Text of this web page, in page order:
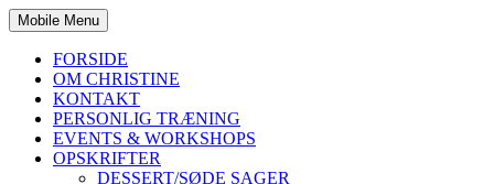
Mobile Menu
FORSIDE
OM CHRISTINE
KONTAKT
PERSONLIG TRÆNING
EVENTS & WORKSHOPS
OPSKRIFTER
DESSERT/SØDE SAGER